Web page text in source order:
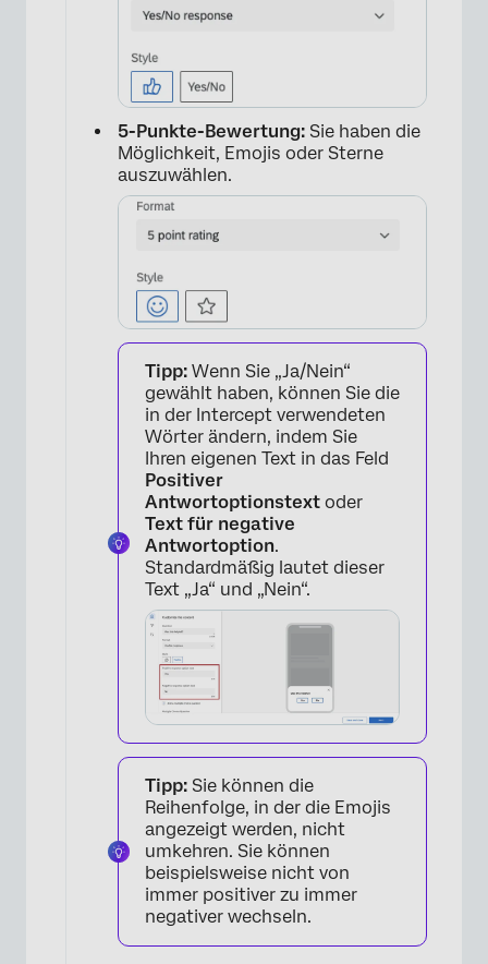
5-Punkte-Bewertung: Sie haben die
Möglichkeit, Emojis oder Sterne
auszuwählen.
Tipp: Wenn Sie „Ja/Nein“
gewählt haben, können Sie die
in der Intercept verwendeten
Wörter ändern, indem Sie
Ihren eigenen Text in das Feld
Positiver
Antwortoptionstext oder
Text für negative
Antwortoption.
Standardmäßig lautet dieser
Text „Ja“ und „Nein“.
Tipp: Sie können die
Reihenfolge, in der die Emojis
angezeigt werden, nicht
umkehren. Sie können
beispielsweise nicht von
immer positiver zu immer
negativer wechseln.